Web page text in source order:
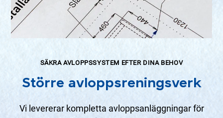
SÄKRA AVLOPPSSYSTEM EFTER DINA BEHOV
Större avloppsreningsverk
Vi levererar kompletta avloppsanläggningar för